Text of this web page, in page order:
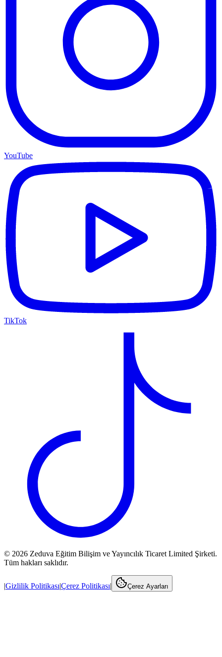
YouTube
TikTok
© 2026 Zeduva Eğitim Bilişim ve Yayıncılık Ticaret Limited Şirketi.
Tüm hakları saklıdır.
|Gizlilik Politikası|Çerez Politikası| Çerez Ayarları